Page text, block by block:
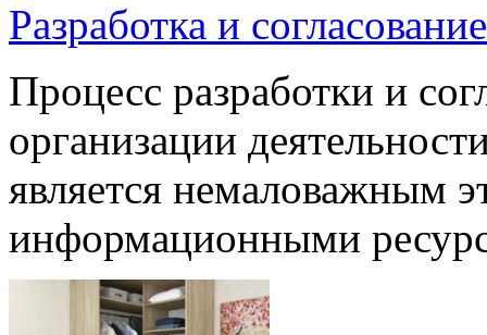
Разработка и
Процесс разработки и
организации
является немаловажным
информационными